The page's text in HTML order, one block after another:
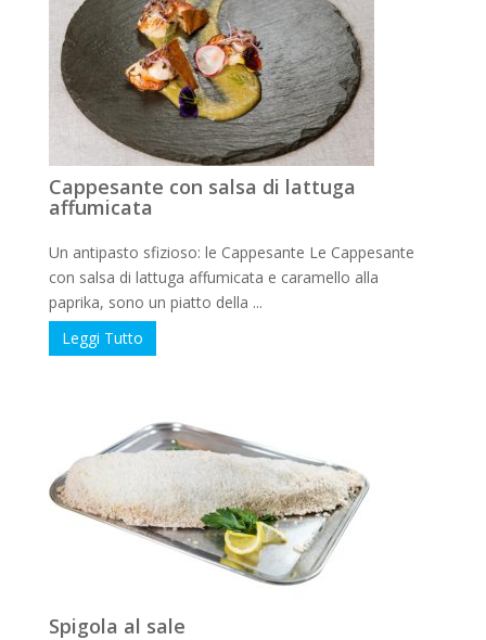
Cappesante con salsa di lattuga
affumicata
Un antipasto sfizioso: le Cappesante Le Cappesante
con salsa di lattuga affumicata e caramello alla
paprika, sono un piatto della ...
Leggi Tutto
Spigola al sale